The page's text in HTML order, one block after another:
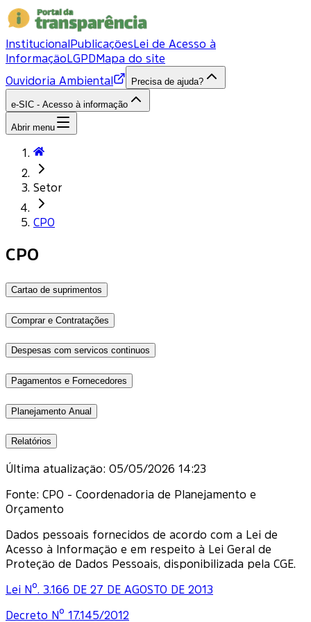
Institucional Publicações Lei de Acesso à
Informação LGPD Mapa do site
Ouvidoria Ambiental
Precisa de ajuda?
e-SIC - Acesso à informação
Abrir menu
Setor
CPO
CPO
Cartao de suprimentos
Comprar e Contratações
Despesas com servicos continuos
Pagamentos e Fornecedores
Planejamento Anual
Relatórios
Última atualização: 05/05/2026 14:23
Fonte: CPO - Coordenadoria de Planejamento e
Orçamento
Dados pessoais fornecidos de acordo com a Lei de
Acesso à Informação e em respeito à Lei Geral de
Proteção de Dados Pessoais, disponibilizada pela CGE.
Lei Nº. 3.166 DE 27 DE AGOSTO DE 2013
Decreto Nº 17.145/2012